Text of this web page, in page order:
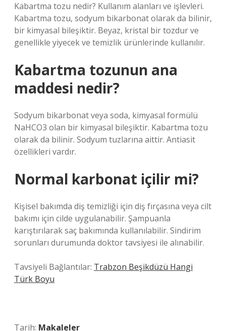
Kabartma tozu nedir? Kullanım alanları ve işlevleri.
Kabartma tozu, sodyum bikarbonat olarak da bilinir,
bir kimyasal bileşiktir. Beyaz, kristal bir tozdur ve
genellikle yiyecek ve temizlik ürünlerinde kullanılır.
Kabartma tozunun ana
maddesi nedir?
Sodyum bikarbonat veya soda, kimyasal formülü
NaHCO3 olan bir kimyasal bileşiktir. Kabartma tozu
olarak da bilinir. Sodyum tuzlarına aittir. Antiasit
özellikleri vardır.
Normal karbonat içilir mi?
Kişisel bakımda diş temizliği için diş fırçasına veya cilt
bakımı için cilde uygulanabilir. Şampuanla
karıştırılarak saç bakımında kullanılabilir. Sindirim
sorunları durumunda doktor tavsiyesi ile alınabilir.
Tavsiyeli Bağlantılar: Trabzon Beşikdüzü Hangi
Türk Boyu
Tarih: Makaleler